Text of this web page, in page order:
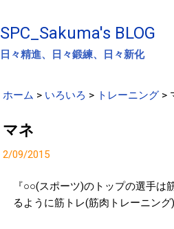
SPC_Sakuma's BLOG
日々精進、日々鍛練、日々新化
ホーム > いろいろ > トレーニング >
マネ
2/09/2015
『○○(スポーツ)のトップの選手
るように筋トレ(筋肉トレーニング